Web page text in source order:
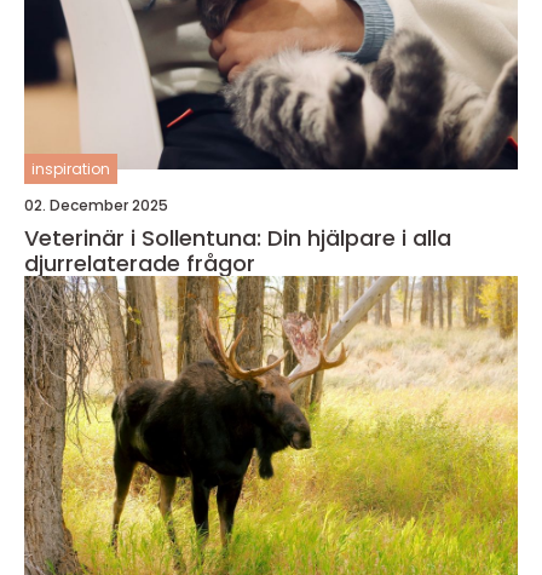
inspiration
02. December 2025
Veterinär i Sollentuna: Din hjälpare i alla
djurrelaterade frågor